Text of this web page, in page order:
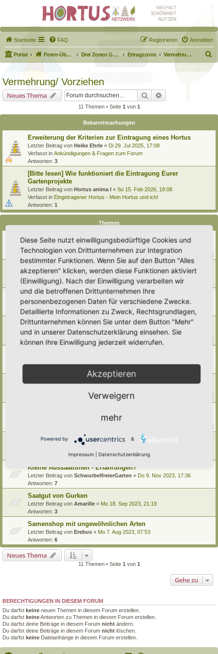
Startseite FAQ Anmelden
Registrieren
Portal Foren-Übersicht Drei Zonen Garten Ertragszone Vermehrung/ Vorziehen
u
Vermehrung/ Vorziehen
Neues Thema Suche
11 Themen • Seite 1 von 1
Bekanntmachungen
Erweiterung der Kriterien zur Eintragung eines Hortus
Letzter Beitrag von Heike Ehrle « Di 29. Jul 2025, 17:08
Verfasst in Ankündigungen & Fragen zum Forum
Antworten: 3
[Bitte lesen] Wie funktioniert die Eintragung Eurer
Gartenprojekte
Letzter Beitrag von Hortus anima l « So 15. Feb 2026, 18:08
Verfasst in Eingetragener Hortus - Mein Hortus und ich!
Antworten: 1
Themen
Saatgut
« Di 19. Mai 2026, 09:19
Antworten:32
Apfel veredeln
Letzter Beitrag vonPoco Loco«Mi 25. Feb 2026, 21:01
Antworten:8
Beeren vermehren
Letzter Beitrag vonGrizzlyimGarten«Di 10. Feb 2026, 19:09
Antworten: 4
Kaltanbau
Letzter Beitrag vonTidofelder «So 23. Nov 2025, 15:45
Antworten:
24
Vorziehen und plastikfreie(?) Anzucht im Haus
«Mo 18. Mär 2024, 19:09
Eigenes Saatgut anbauen - Tipps, Erfahrungen, Infos
Amarille
Kleine Aussaathilfen - Erfahrungen?
Letzter Beitrag von SchwurbelfreierGarten « Do 9. Nov 2023, 17:36
Antworten: 7
Saatgut von Gurken
Letzter Beitrag von Amarille « Mo 18. Sep 2023, 21:19
Antworten: 3
Samenshop mit ungewöhnlichen Arten
Letzter Beitrag von Erebus « Mo 7. Aug 2023, 07:53
Antworten: 6
Neues Thema
11 Themen • Seite 1 von 1
Gehe zu
BERECHTIGUNGEN IN DIESEM FORUM
Du darfst keine neuen Themen in diesem Forum erstellen.
Du darfst keineAntworten zu Themen in diesem Forum erstellen.
Du darfst deine Beiträge in diesem Forum nicht ändern.
Du darfst deine Beiträge in diesem Forum nicht löschen.
Du darfst keine Dateianhänge in diesem Forum erstellen.
Diese Seite nutzt einwilligungsbedürftige Cookies und
Technologien von Drittunternehmen zur Integration
bestimmter Funktionen. Wenn Sie auf den Button "Alles
akzeptieren" klicken, werden diese Funktionen aktiviert
(Einwilligung). Nach der Einwilligung verarbeiten wir
und die betroffenen Drittunternehmen Ihre
personenbezogenen Daten für verschiedene Zwecke.
Detaillierte Informationen zu Zweck, Rechtsgrundlagen,
Drittunternehmen können Sie unter dem Button "Mehr"
und in unserer Datenschutzerklärung einsehen. Sie
können Ihre Einwilligung jederzeit widerrufen.
Akzeptieren
Verweigern
mehr
Powered by &
Impressum Datenschutzerklärung